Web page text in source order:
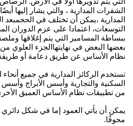
الشفرات المدارية ، والتي يشار إليها
المدارية ،يمكن أن تختلف في
التوسعات، اعتمادا على عزم الدوران
ببساطة المسامير التي يتم إغلاقها
بعضها البعض في نهايتهاالجزء العلوي
نظام الأساس عن طريق دعامة أو
تستخدم الركائز المدارية في جميع أنحاء
السكنية والتجارية وأسس الأبراج وأسس
من تطبيقات نظام الأساس العميق
يمكن أن يأتي العمود إما في شكل
مجوفًا.